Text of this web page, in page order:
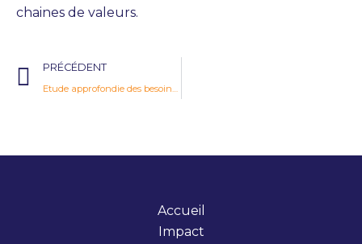
chaines de valeurs.
PRÉCÉDENT
Etude approfondie des besoins et du fonctionnement des marchés identifiés par le projet COSO et une assistance technique spécialisée pour les animateurs/utilisateurs au niveau communautaire
Accueil
Impact